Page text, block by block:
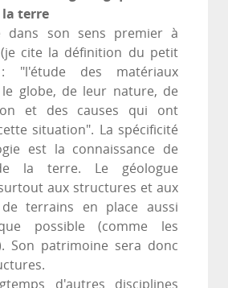
la terre
dans son sens premier à
cite la définition du petit
: "l'étude des matériaux
globe, de leur nature, de
et des causes qui ont
situation". La spécificité
est la connaissance de
la terre. Le géologue
aux structures et aux
de terrains en place aussi
possible (comme les
Son patrimoine sera donc
d'autres disciplines